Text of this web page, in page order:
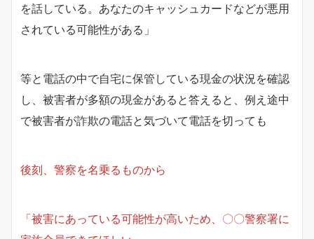
を話している。あなたのキャッシュカードなどが悪用
されている可能性がある」
等と電話の中で自宅に保管している現金の状況を確認
し、被害者が多額の現金があると答えると、例え途中
で被害者が詐欺の電話と気づいて電話を切っても
後刻、警察を名乗るものから
「被害にあっている可能性が高いため、〇〇警察署に